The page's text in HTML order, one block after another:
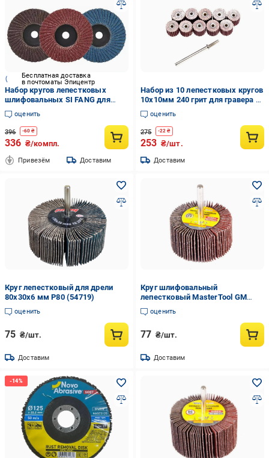
Бесплатная доставка
в почтоматы Эпицентр
Набор кругов лепестковых
шлифовальных SI FANG для
мини-болгарки 3" 75 мм 3 шт.
(33143989)
оценить
396 -60 ₴
336 ₴/компл.
Привезём Доставим
Набор из 10 лепестковых кругов
10x10мм 240 грит для гравера с
держателем
оценить
275 -22 ₴
253 ₴/шт.
Доставим
Круг лепестковый для дрели
80х30х6 мм Р80 (54719)
оценить
75 ₴/шт.
Доставим
Круг шлифовальный
лепестковый MasterTool GM
зерно 80 60х30 мм (08-2278)
оценить
77 ₴/шт.
Доставим